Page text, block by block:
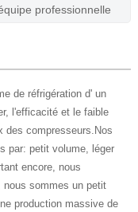
professionnelle
de réfrigération d' un
l'efficacité et le faible
des compresseurs.Nos
par: petit volume, léger
encore, nous
sommes un petit
production massive de